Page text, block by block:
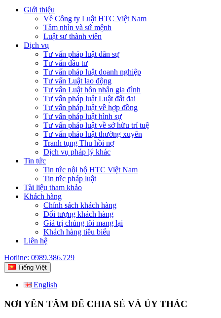
Giới thiệu
Về Công ty Luật HTC Việt Nam
Tầm nhìn và sứ mệnh
Luật sư thành viên
Dịch vụ
Tư vấn pháp luật dân sự
Tư vấn đầu tư
Tư vấn pháp luật doanh nghiệp
Tư vấn Luật lao động
Tư vấn Luật hôn nhân gia đình
Tư vấn pháp luật Luật đất đai
Tư vấn pháp luật về hợp đồng
Tư vấn pháp luật hình sự
Tư vấn pháp luật về sở hữu trí tuệ
Tư vấn pháp luật thường xuyên
Tranh tụng Thu hồi nợ
Dịch vụ pháp lý khác
Tin tức
Tin tức nội bộ HTC Việt Nam
Tin tức pháp luật
Tài liệu tham khảo
Khách hàng
Chính sách khách hàng
Đối tượng khách hàng
Giá trị chúng tôi mang lại
Khách hàng tiêu biểu
Liên hệ
Hotline: 0989.386.729
Tiếng Việt
English
NƠI YÊN TÂM ĐỂ CHIA SẺ VÀ ỦY THÁC